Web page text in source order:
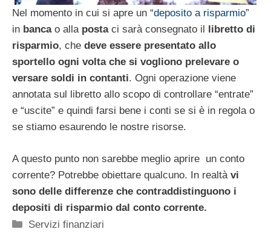
Nel momento in cui si apre un “deposito a risparmio”
in bancao alla postaci sarà consegnato il
libretto di
risparmio, che deve essere presentato allo
sportello ogni volta che si vogliono prelevare o
versare soldi in contanti. Ogni operazione viene
annotata sul libretto allo scopo di controllare “entrate”
e “uscite” e quindi farsi bene i conti se si è in regola o
se stiamo esaurendo le nostre risorse.
A questo punto non sarebbe meglio aprire un conto
corrente? Potrebbe obiettare qualcuno. In realtà vi
sono delle differenze che contraddistinguono i
depositi di risparmio dal conto corrente.
Categorie
Servizi finanziari